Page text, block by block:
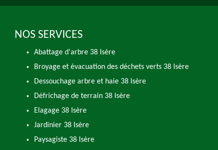
NOS SERVICES
Abattage d'arbre 38 Isère
Broyage et évacuation des déchets verts 38 Isère
Dessouchage arbre et haie 38 Isère
Défrichage de terrain 38 Isère
Elagage 38 Isère
Jardinier 38 Isère
Paysagiste 38 Isère